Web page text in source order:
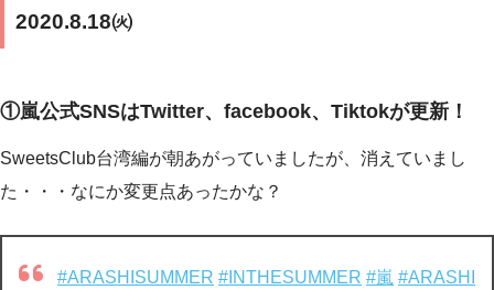
2020.8.18㈫
①嵐公式SNSはTwitter、facebook、Tiktokが更新！
SweetsClub台湾編が朝あがっていましたが、消えていまし
た・・・なにか変更点あったかな？
#ARASHISUMMER #INTHESUMMER #嵐 #ARASHI